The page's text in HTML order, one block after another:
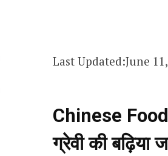
Last Updated:June
Chinese
ग्रेवी की